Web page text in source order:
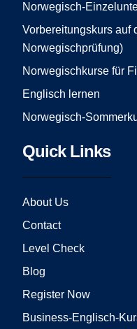
m
Norwegisch-
Vorbereitungskurs auf
Norwegischprüfung)
Norwegischkurse für
Englisch lernen
Norwegisch-
Quick Links
About Us
Contact
Level Check
Blog
Register Now
Business-Englisch-